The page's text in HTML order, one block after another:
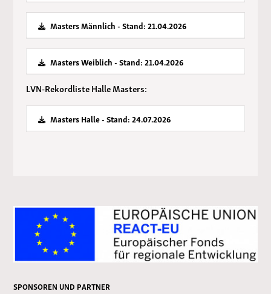
Masters Männlich - Stand: 21.04.2026
Masters Weiblich - Stand: 21.04.2026
LVN-Rekordliste Halle Masters:
Masters Halle - Stand: 24.07.2026
SPONSOREN UND PARTNER